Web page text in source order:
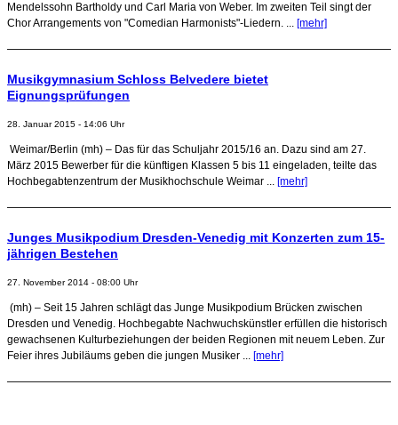
Mendelssohn Bartholdy und Carl Maria von Weber. Im zweiten Teil singt der
Chor Arrangements von "Comedian Harmonists"-Liedern. ... [mehr]
Musikgymnasium Schloss Belvedere bietet
Eignungsprüfungen
28. Januar 2015 - 14:06 Uhr
Weimar/Berlin (mh) – Das für das Schuljahr 2015/16 an. Dazu sind am 27.
März 2015 Bewerber für die künftigen Klassen 5 bis 11 eingeladen, teilte das
Hochbegabtenzentrum der Musikhochschule Weimar ... [mehr]
Junges Musikpodium Dresden-Venedig mit Konzerten zum 15-
jährigen Bestehen
27. November 2014 - 08:00 Uhr
(mh) – Seit 15 Jahren schlägt das Junge Musikpodium Brücken zwischen
Dresden und Venedig. Hochbegabte Nachwuchskünstler erfüllen die historisch
gewachsenen Kulturbeziehungen der beiden Regionen mit neuem Leben. Zur
Feier ihres Jubiläums geben die jungen Musiker ... [mehr]